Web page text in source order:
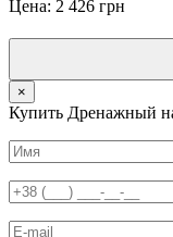
Цена: 2 426 грн
×
Купить Дренажный